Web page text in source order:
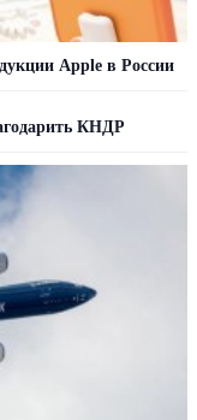
Apple в России
КНДР